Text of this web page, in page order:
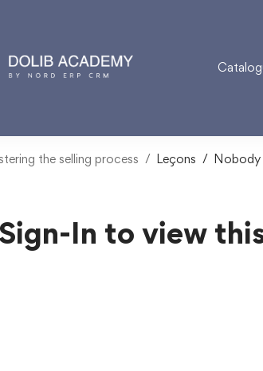
the selling process Leçons Nobody
In to view